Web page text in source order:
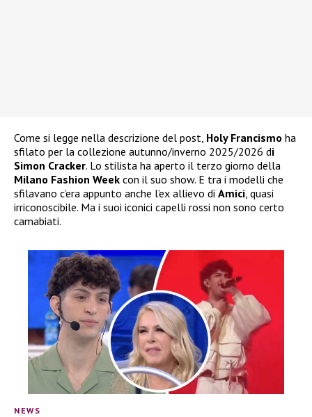
Come si legge nella descrizione del post, Holy Francismo ha
sfilato per la collezione autunno/inverno 2025/2026 di
Simon Cracker. Lo stilista ha aperto il terzo giorno della
Milano Fashion Week con il suo show. E tra i modelli che
sfilavano c’era appunto anche l’ex allievo di Amici, quasi
irriconoscibile. Ma i suoi iconici capelli rossi non sono certo
camabiati.
NEWS